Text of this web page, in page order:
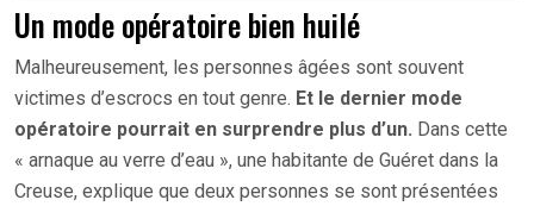
Un mode opératoire bien huilé
Malheureusement, les personnes âgées sont souvent
victimes d’escrocs en tout genre. Et le dernier mode
opératoire pourrait en surprendre plus d’un. Dans cette
« arnaque au verre d’eau », une habitante de Guéret dans la
Creuse, explique que deux personnes se sont présentées